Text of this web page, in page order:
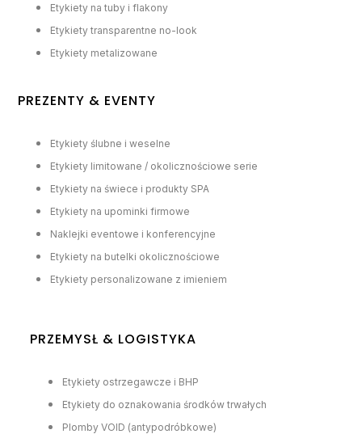
Etykiety na tuby i flakony
Etykiety transparentne no-look
Etykiety metalizowane
PREZENTY & EVENTY
Etykiety ślubne i weselne
Etykiety limitowane / okolicznościowe serie
Etykiety na świece i produkty SPA
Etykiety na upominki firmowe
Naklejki eventowe i konferencyjne
Etykiety na butelki okolicznościowe
Etykiety personalizowane z imieniem
PRZEMYSŁ & LOGISTYKA
Etykiety ostrzegawcze i BHP
Etykiety do oznakowania środków trwałych
Plomby VOID (antypodróbkowe)